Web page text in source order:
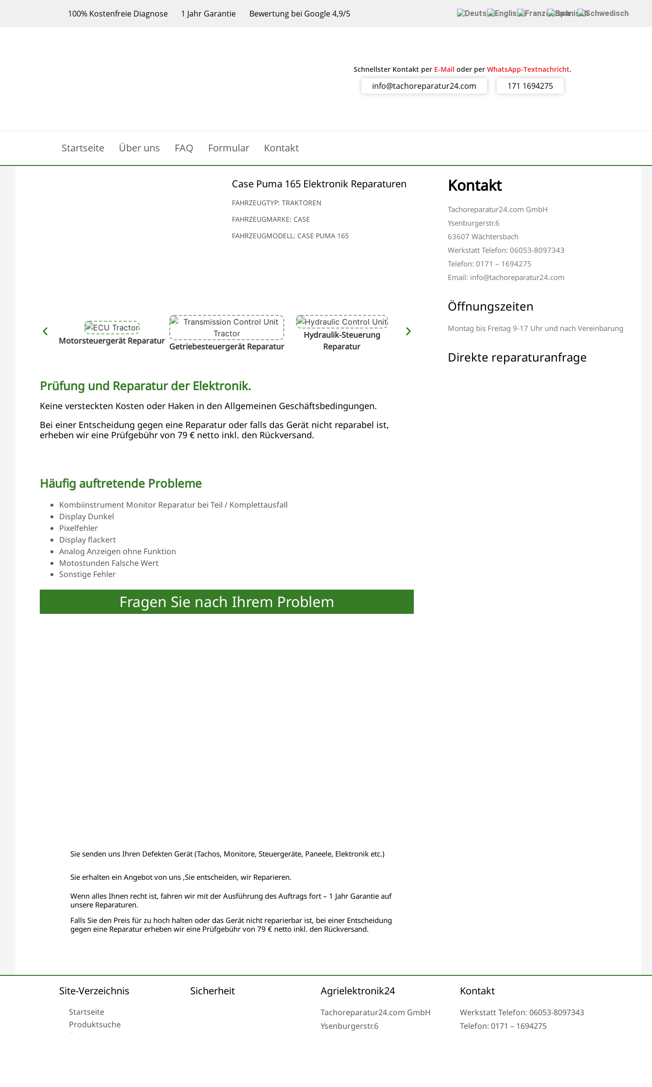
100% Kostenfreie Diagnose 1 Jahr Garantie Bewertung bei Google 4,9/5
Schnellster Kontakt per E-Mail oder perWhatsApp-Textnachricht.
info@tachoreparatur24.com 171 1694275
Startseite Über uns FAQ Formular Kontakt
Case Puma 165 Elektronik Reparaturen
FAHRZEUGTYP: TRAKTOREN
FAHRZEUGMARKE: CASE
FAHRZEUGMODELL: CASE PUMA 165
Motorsteuergerät Reparatur
Getriebesteuergerät Reparatur
Hydraulik-Steuerung
Reparatur
Reparatur
Prüfung und Reparatur der Elektronik.
Keine versteckten Kosten oder Haken in den Allgemeinen Geschäftsbedingungen.
Bei einer Entscheidung gegen eine Reparatur oder falls das Gerät nicht reparabel ist,
erheben wir eine Prüfgebühr von 79 € netto inkl. den Rückversand.
Häufig auftretende Probleme
Kombiinstrument Monitor Reparatur bei Teil / Komplettausfall
Display Dunkel
Pixelfehler
Display flackert
Analog Anzeigen ohne Funktion
Motostunden Falsche Wert
Sonstige Fehler
Fragen Sie nach Ihrem Problem
Sie senden uns Ihren Defekten Gerät (Tachos, Monitore, Steuergeräte, Paneele, Elektronik etc.)
Sie erhalten ein Angebot von uns ,Sie entscheiden, wir Reparieren.
Wenn alles Ihnen recht ist, fahren wir mit der Ausführung des Auftrags fort – 1 Jahr Garantie auf
unsere Reparaturen.
Falls Sie den Preis für zu hoch halten oder das Gerät nicht reparierbar ist, bei einer Entscheidung
gegen eine Reparatur erheben wir eine Prüfgebühr von 79 € netto inkl. den Rückversand.
Kontakt
Tachoreparatur24.com GmbH
Ysenburgerstr.6
63607 Wächtersbach
Werkstatt Telefon: 06053-8097343
Telefon: 0171 – 1694275
Email: info@tachoreparatur24.com
Öffnungszeiten
Montag bis Freitag 9-17 Uhr und nach Vereinbarung
Direkte reparaturanfrage
Site-Verzeichnis
Startseite
Produktsuche
Sicherheit Agrielektronik24
Tachoreparatur24.com GmbH
Ysenburgerstr.6
Kontakt
Werkstatt Telefon: 06053-8097343
Telefon: 0171 – 1694275